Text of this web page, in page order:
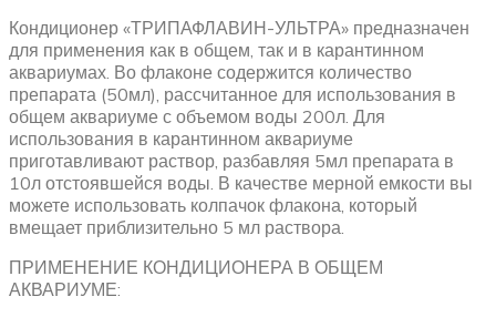
Кондиционер «ТРИПАФЛАВИН-УЛЬТРА» предназначен
для применения как в общем, так и в карантинном
аквариумах. Во флаконе содержится количество
препарата (50мл), рассчитанное для использования в
общем аквариуме с объемом воды 200л. Для
использования в карантинном аквариуме
приготавливают раствор, разбавляя 5мл препарата в
10л отстоявшейся воды. В качестве мерной емкости вы
можете использовать колпачок флакона, который
вмещает приблизительно 5 мл раствора.
ПРИМЕНЕНИЕ КОНДИЦИОНЕРА В ОБЩЕМ
АКВАРИУМЕ: